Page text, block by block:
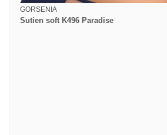
GORSENIA
Sutien soft K496 Paradise